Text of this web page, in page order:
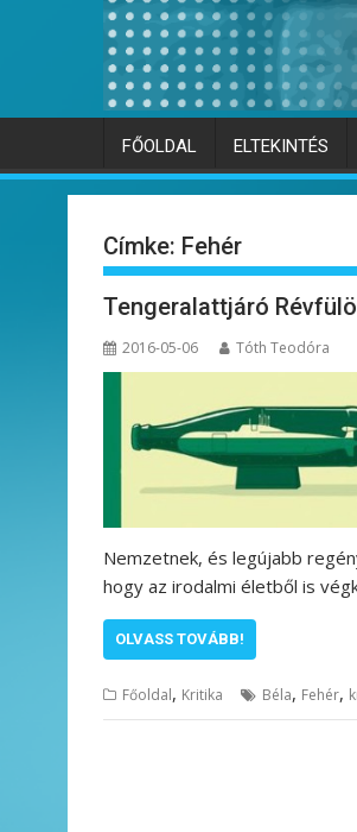
FŐOLDAL ELTEKINTÉS
Címke: Fehér
Tengeralattjáró
2016-05-06 Tóth Teodóra
Nemzetnek, és legújabb
hogy az irodalmi életből is
OLVASS TOVÁBB!
Főoldal, Kritika Béla, Fehér,